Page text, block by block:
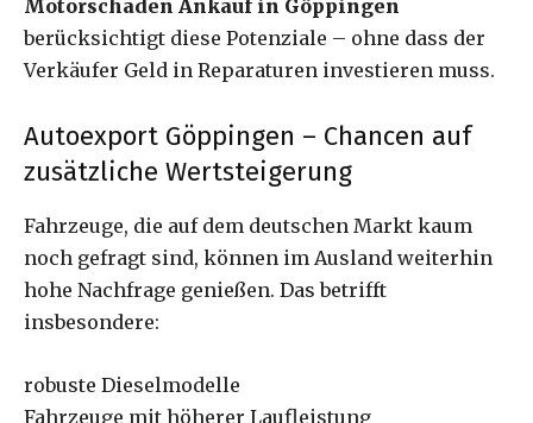
Motorschaden Ankauf in Göppingen
berücksichtigt diese Potenziale – ohne dass der
Verkäufer Geld in Reparaturen investieren muss.
Autoexport Göppingen – Chancen auf
zusätzliche Wertsteigerung
Fahrzeuge, die auf dem deutschen Markt kaum
noch gefragt sind, können im Ausland weiterhin
hohe Nachfrage genießen. Das betrifft
insbesondere:
robuste Dieselmodelle
Fahrzeuge mit höherer Laufleistung